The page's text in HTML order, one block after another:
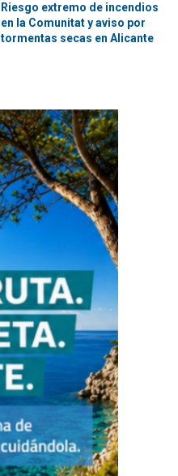
Riesgo extremo de incendios
en la Comunitat y aviso por
tormentas secas en Alicante